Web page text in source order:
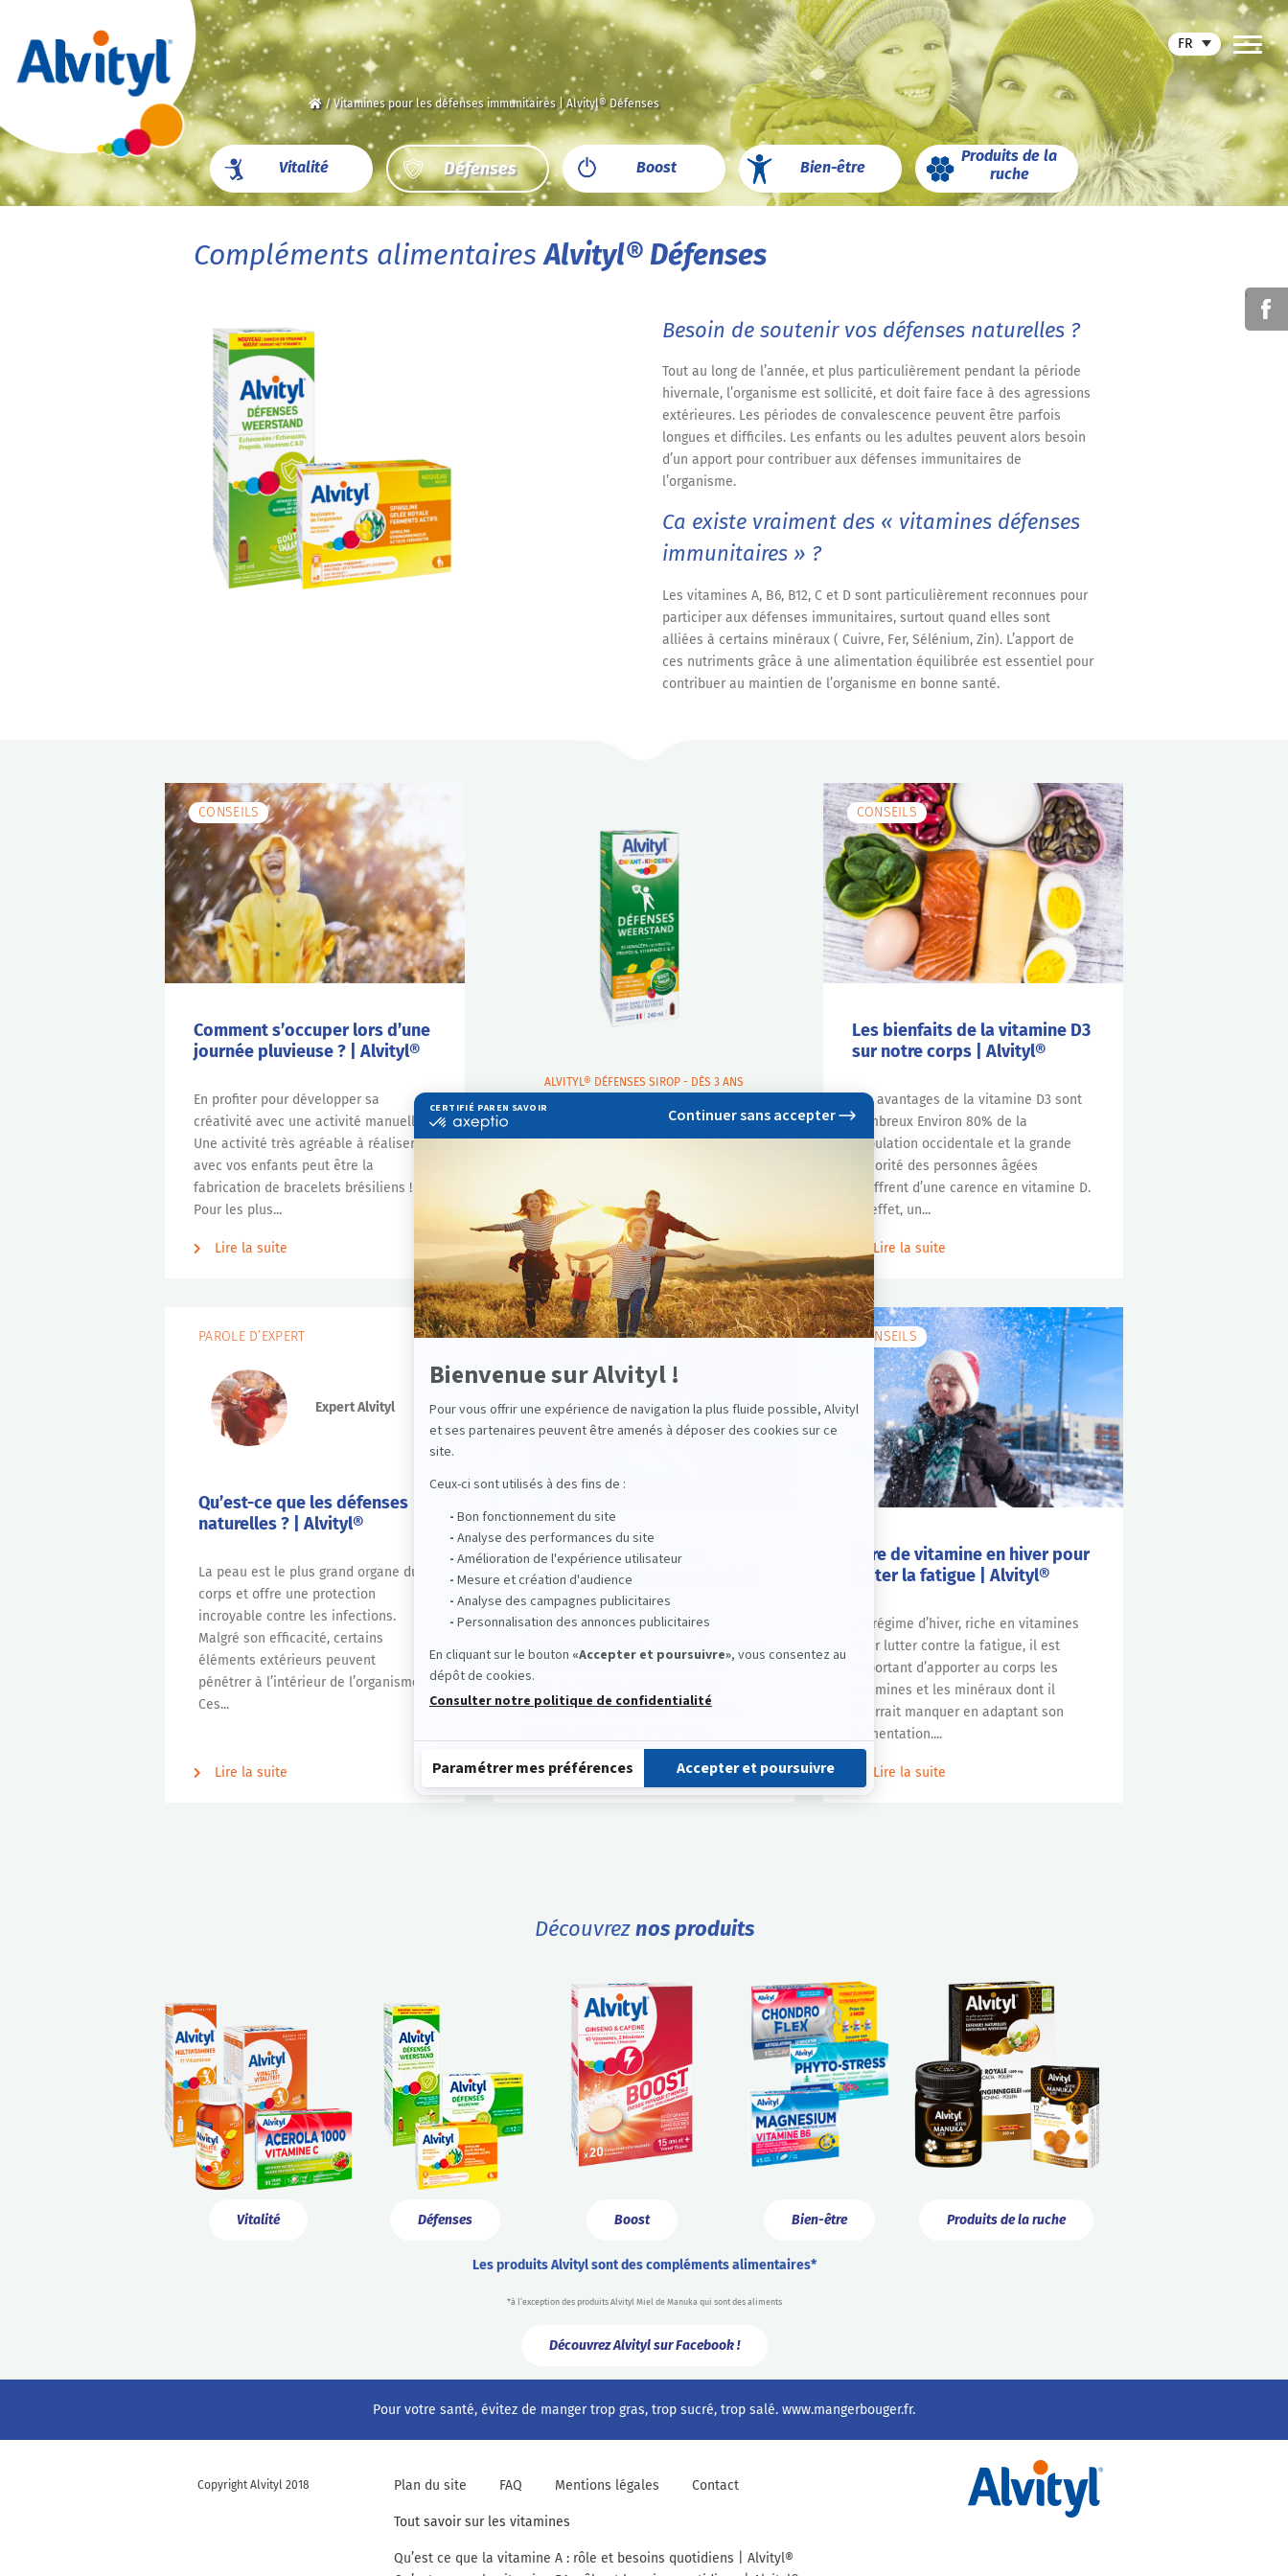
/Vitamines pour les défenses immunitaires | Alvityl® Défenses
Vitalité Défenses Boost Bien-être
Produits de la
ruche
Compléments alimentairesAlvityl®Défenses
Besoin de soutenir vos défenses naturelles ?
Tout au long de l’année, et plus particulièrement pendant la période
hivernale, l’organisme est sollicité, et doit faire face à des agressions
extérieures. Les périodes de convalescence peuvent être parfois
longues et difficiles. Les enfants ou les adultes peuvent alors besoin
d’un apport pour contribuer aux défenses immunitaires de
l’organisme.
Ca existe vraiment des « vitamines défenses
immunitaires » ?
Les vitamines A, B6, B12, C et D sont particulièrement reconnues pour
participer aux défenses immunitaires, surtout quand elles sont
alliées à certains minéraux ( Cuivre, Fer, Sélénium, Zin). L’apport de
ces nutriments grâce à une alimentation équilibrée est essentiel pour
contribuer au maintien de l’organisme en bonne santé.
CONSEILS
Comment s’occuper lors d’une
journée pluvieuse ? | Alvityl®
En profiter pour développer sa
créativité avec une activité manuelle
Une activité très agréable à réaliser
avec vos enfants peut être la
fabrication de bracelets brésiliens !
Pour les plus...
Lire la suite
ALVITYL® DÉFENSES SIROP - DÈS 3 ANS
Besoin de soutenir vos défenses
MAINTENEZ VOS DÉFENSES
CONSEILS
Les bienfaits de la vitamine D3
sur notre corps | Alvityl®
Les avantages de la vitamine D3 sont
nombreux Environ 80% de la
population occidentale et la grande
majorité des personnes âgées
souffrent d’une carence en vitamine D.
En effet, un...
Lire la suite
PAROLE D’EXPERT
Expert Alvityl
Qu’est-ce que les défenses
naturelles ? | Alvityl®
La peau est le plus grand organe du
corps et offre une protection
incroyable contre les infections.
Malgré son efficacité, certains
éléments extérieurs peuvent
pénétrer à l’intérieur de l’organisme.
Ces...
Lire la suite
CONSEILS
Renforcer les défenses
immunitaires de vos enfants |
Alvityl®
apprendre à votre enfant pour le
hivernales ? Il doit avoir une bonne
Lire la suite
CONSEILS
Cure de vitamine en hiver pour
éviter la fatigue | Alvityl®
Un régime d’hiver, riche en vitamines
Pour lutter contre la fatigue, il est
important d’apporter au corps les
vitamines et les minéraux dont il
pourrait manquer en adaptant son
alimentation....
Lire la suite
Découvreznos produits
Vitalité Défenses Boost Bien-être Produits de la ruche
Les produits Alvityl sont des compléments alimentaires*
*à l’exception des produits Alvityl Miel de Manuka qui sont des aliments
Découvrez Alvityl sur Facebook !
Pour votre santé, évitez de manger trop gras, trop sucré, trop salé. www.mangerbouger.fr.
Copyright Alvityl 2018 Plan du site FAQ Mentions légales Contact
Tout savoir sur les vitamines
Qu’est ce que la vitamine A : rôle et besoins quotidiens | Alvityl®
'
FR